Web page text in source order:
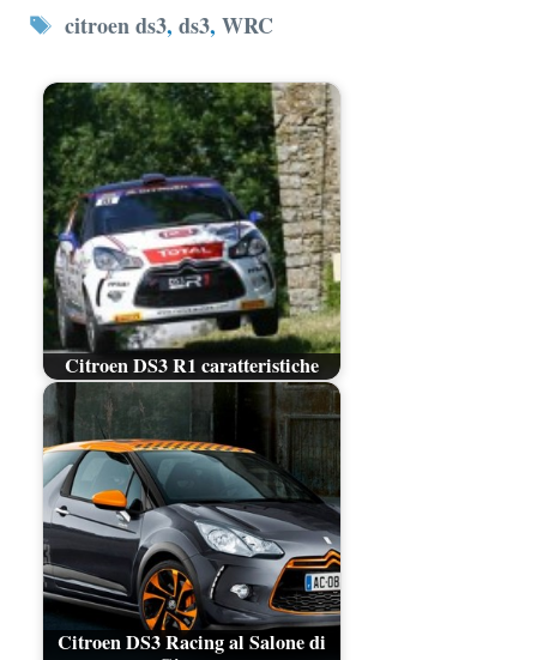
Tag
citroen ds3, ds3, WRC
Citroen DS3 R1 caratteristiche
Citroen DS3 Racing al Salone di